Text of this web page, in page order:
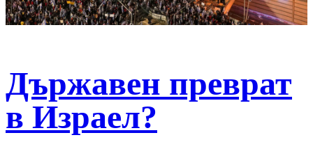
Държавен преврат
в Израел?